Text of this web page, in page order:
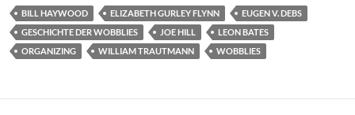
BILL HAYWOOD ELIZABETH GURLEY FLYNN
EUGEN V. DEBS
GESCHICHTE DER WOBBLIES
JOE HILL
LEON BATES
ORGANIZING
WILLIAM TRAUTMANN WOBBLIES